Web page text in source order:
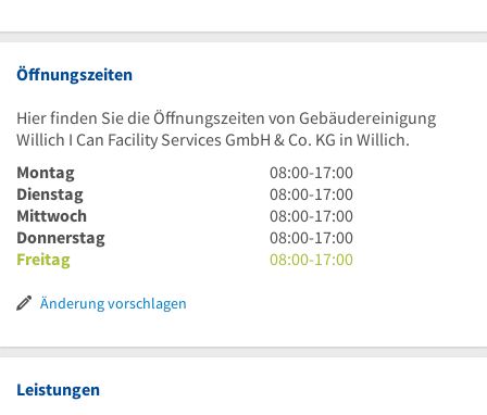
Öffnungszeiten
Hier finden Sie die Öffnungszeiten von Gebäudereinigung
Willich I Can Facility Services GmbH & Co. KG in Willich.
Montag
8
Uhr
bis
17
Uhr
08:00-17:00
Dienstag
8
Uhr
bis
17
08:00-17:00
Mittwoch
8
Uhr
bis
08:00-17:00
Donnerstag
8
Uhr
08:00-17:00
Freitag
8
Uhr
08:00-17:00
Änderung vorschlagen
Leistungen